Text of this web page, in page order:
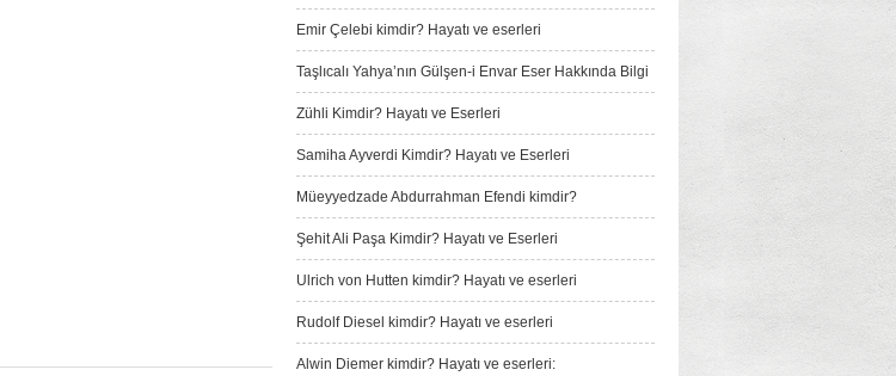
Emir Çelebi kimdir? Hayatı ve eserleri
Taşlıcalı Yahya’nın Gülşen-i Envar Eser Hakkında Bilgi
Zühli Kimdir? Hayatı ve Eserleri
Samiha Ayverdi Kimdir? Hayatı ve Eserleri
Müeyyedzade Abdurrahman Efendi kimdir?
Şehit Ali Paşa Kimdir? Hayatı ve Eserleri
Ulrich von Hutten kimdir? Hayatı ve eserleri
Rudolf Diesel kimdir? Hayatı ve eserleri
Alwin Diemer kimdir? Hayatı ve eserleri: